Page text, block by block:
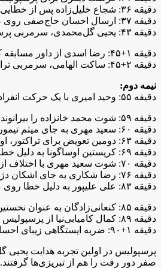
دقیقه ۳۶: شجاع خلیل‌زاده پس از خطایی که روی ساسان انصاری انجام داد، نسبت به تصمیم داور اعتراض کرد و با اشکان دژاگه نیز درگیر شد تا با کارت زرد جریمه شود.
دقیقه ۳۷: ارسال احسان حاج‌صفی روی ضربه ایستگاهی به سمت دروازه پرسپولیس، ضربه سر ایمان سلیمی را به دنبال داشت که علیرضا بیرانوند توپ را به کرنر فرستاد.
دقیقه ۴۳: یحیی گل‌محمدی، سرمربی پرسپولیس به دلیل اعتراض‌های متوالی به داور مسابقه، کارت زرد دریافت کرد.
دقیقه ۱+۴۵: رضا اسدی از داور مسابقه کارت زرد گرفت.
دقیقه ۲+۴۵: ساکت الهامی، سرمربی تراکتور با توصیه داور چهارم از سوی اکبریان اخراج شد که این مسئله اعتراض تراکتوری‌ها را به دنبال داشت.
نیمه دوم:
دقیقه ۵۵: وحید امیری با یک حرکت انفرادی و بسیار خوب از پشت محوطه جریمه تراکتور سه بازیکن این تیم را از پیش رو برداشت و با یک ضربه فنی و دقیق گل دوم سرخ پوشان تهرانی را به ثمر رساند
دقیقه ۵۹: شوت محمد خانزاده را بیرانوند در دو مرحله در اختیار گرفت.
دقیقه ۶۰: سعید مهری به جای میثم تیموری وارد زمین شد.
دقیقه ۶۳: دومین تعویض برای تراکتور، اوکاچا حمزاوی به جای ساسان انصاری وارد زمین شد.
دقیقه ۶۹: کریستین اوساگونا به دلیل خطا روی مسعود شجاعی از داور بازی کارت زرد دریافت کرد.
دقیقه ۷۰: شوت سعید مهری با اختلاف از بالای دروازه پرسپولیس راهی اوت شد.
دقیقه ۷۶: رضا شکاری به جای اشکان دژاگه وارد زمین شد.
دقیقه ۸۳: علی علیپور به دلیل خطا روی مدافعان تراکتور کارت زرد بعدی را از اکبریان دریفات کرد.
دقیقه ۸۵: کنعانی‌زادگان به عنوان نخستین تعویض پرسپولیسی‌ها به جای اوساگونا وارد زمین شد.
دقیقه ۸۹: کمال کامیابی‌نیا از پرسپولیس و سعید مهری از اکبریان کارت زرد گرفتند.
دقیقه ۱+۹۰: ضربه ایستگاهی زیبای احسان حاج صفی به تیر دروازه بیرانوند برخورد کرد.
صفر دور رفت را هم از تبریزی‌ها گرفتند.